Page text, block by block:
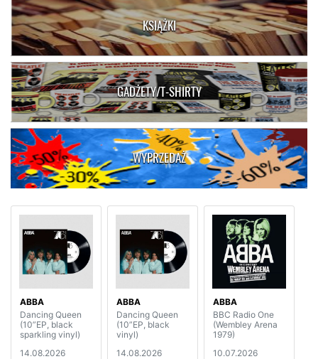
KSIĄŻKI
GADŻETY/T-SHIRTY
WYPRZEDAŻ
ABBA
Dancing Queen
(10”EP, black
sparkling vinyl)
14.08.2026
ABBA
Dancing Queen
(10”EP, black
vinyl)
14.08.2026
ABBA
BBC Radio One
(Wembley Arena
1979)
10.07.2026